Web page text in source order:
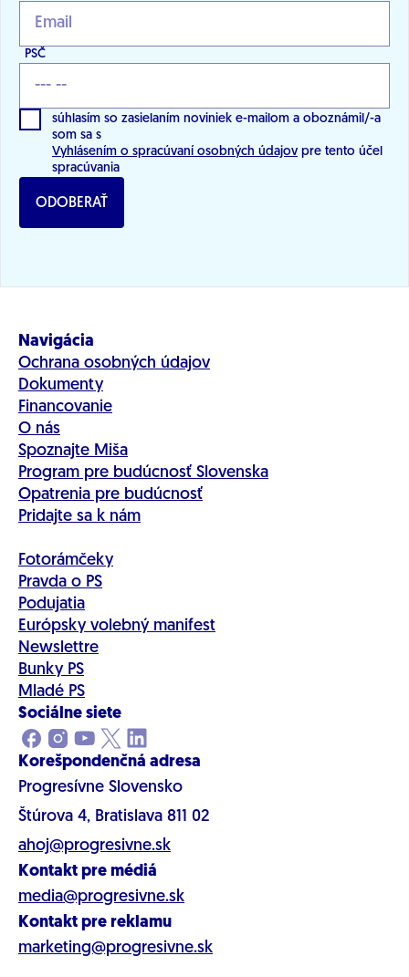
PSČ
súhlasím so zasielaním noviniek e-mailom a oboznámil/-a
som sa s
Vyhlásením o spracúvaní osobných údajov pre tento účel
spracúvania
ODOBERAŤ
Navigácia
Ochrana osobných údajov
Dokumenty
Financovanie
O nás
Spoznajte Miša
Program pre budúcnosť Slovenska
Opatrenia pre budúcnosť
Pridajte sa k nám
Fotorámčeky
Pravda o PS
Podujatia
Európsky volebný manifest
Newslettre
Bunky PS
Mladé PS
Sociálne siete
Korešpondenčná adresa
Progresívne Slovensko
Štúrova 4, Bratislava 811 02
ahoj@progresivne.sk
Kontakt pre médiá
media@progresivne.sk
Kontakt pre reklamu
marketing@progresivne.sk